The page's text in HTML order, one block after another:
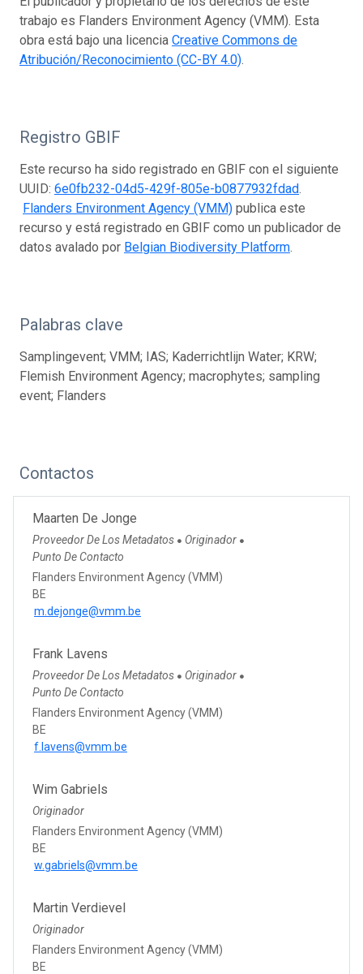
trabajo es Flanders Environment Agency (VMM). Esta
obra está bajo una licencia Creative Commons de
Atribución/Reconocimiento (CC-BY 4.0).
Registro GBIF
Este recurso ha sido registrado en GBIF con el siguiente
UUID: 6e0fb232-04d5-429f-805e-b0877932fdad.
Flanders Environment Agency (VMM) publica este
recurso y está registrado en GBIF como un publicador de
datos avalado por Belgian Biodiversity Platform.
Palabras clave
Samplingevent; VMM; IAS; Kaderrichtlijn Water; KRW;
Flemish Environment Agency; macrophytes; sampling
event; Flanders
Contactos
Maarten De Jonge
Proveedor De Los Metadatos ● Originador ●
Punto De Contacto
Flanders Environment Agency (VMM)
BE
m.dejonge@vmm.be
Frank Lavens
Proveedor De Los Metadatos ● Originador ●
Punto De Contacto
Flanders Environment Agency (VMM)
BE
f.lavens@vmm.be
Wim Gabriels
Originador
Flanders Environment Agency (VMM)
BE
w.gabriels@vmm.be
Martin Verdievel
Originador
Flanders Environment Agency (VMM)
BE